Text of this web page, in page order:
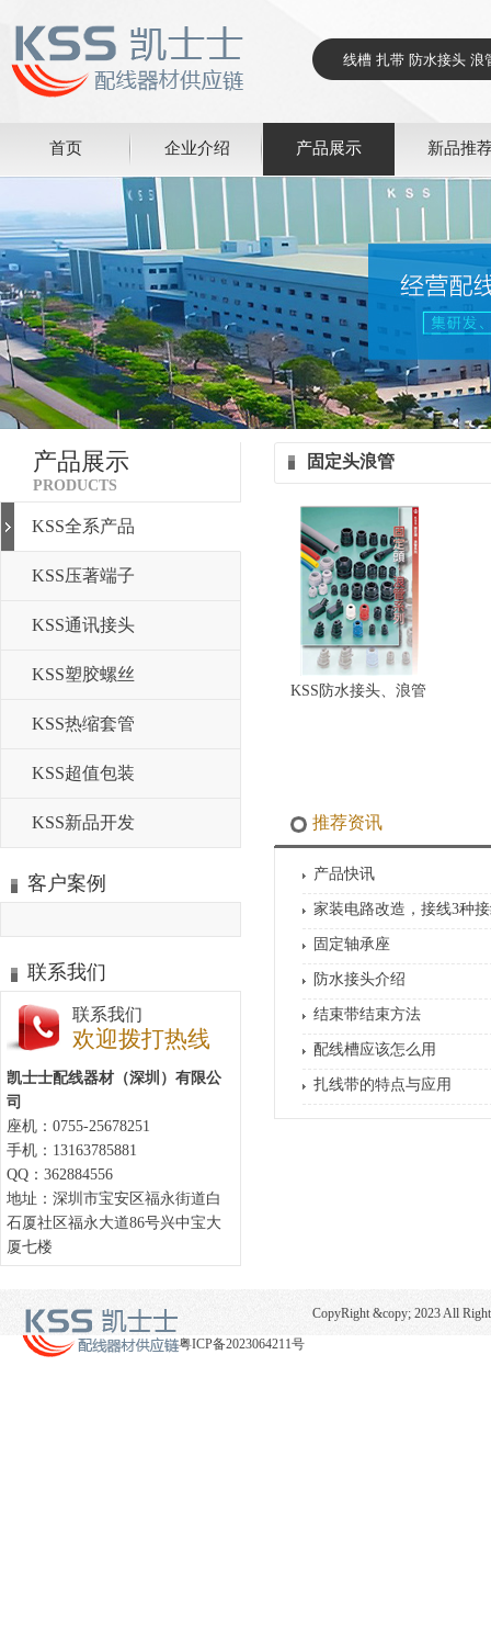
首页 企业介绍 产品展示 新品推
产品展示
PRODUCTS
KSS全系产品
KSS压著端子
KSS通讯接头
KSS塑胶螺丝
KSS热缩套管
KSS超值包装
KSS新品开发
客户案例
联系我们
联系我们
欢迎拨打热线
凯士士配线器材（深圳）有限公
司
座机：0755-25678251
手机：13163785881
QQ：362884556
地址：深圳市宝安区福永街道白
石厦社区福永大道86号兴中宝大
厦七楼
固定头浪管
KSS防水接头、浪管
推荐资讯
产品快讯
家装电路改造，接线3种
固定轴承座
防水接头介绍
结束带结束方法
配线槽应该怎么用
扎线带的特点与应用
CopyRight &copy; 2023 All
粤ICP备2023064211号